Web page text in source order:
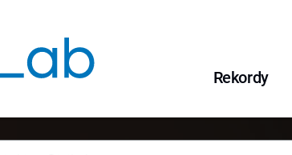
Rekordy